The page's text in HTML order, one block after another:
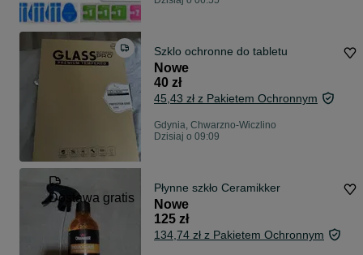
Szklo ochronne do tabletu
Nowe
40 zł
45,43 zł z Pakietem Ochronnym
Gdynia, Chwarzno-Wiczlino
Dzisiaj o 09:09
Dostawa gratis
Płynne szkło Ceramikker
Nowe
125 zł
134,74 zł z Pakietem Ochronnym